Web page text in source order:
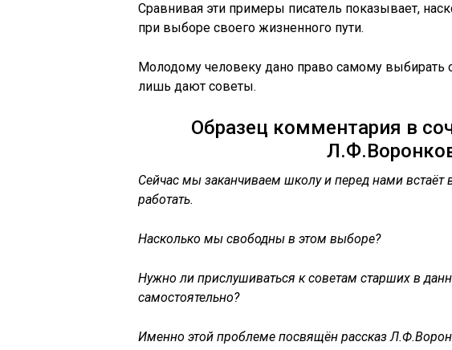
Сравнивая эти примеры писатель показывает,
при выборе своего жизненного пути.
Молодому человеку дано право самому выбирать
лишь дают советы.
Образец комментария в
Сейчас мы заканчиваем школу и перед нами встаёт
работать.
Насколько мы свободны в этом выборе?
Нужно ли прислушиваться к советам старших в
самостоятельно?
Именно этой проблеме посвящён рассказ